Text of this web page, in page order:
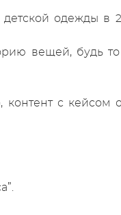
одежды в
вещей, будь то
с кейсом